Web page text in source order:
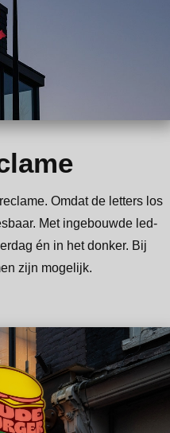
Omdat de letters los
Met ingebouwde led-
én in het donker. Bij
zijn mogelijk.